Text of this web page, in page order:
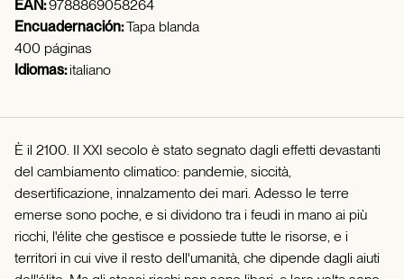
EAN:9788869058264
Encuadernación:Tapa blanda
400 páginas
Idiomas:italiano
È il 2100. Il XXI secolo è stato segnato dagli effetti devastanti
del cambiamento climatico: pandemie, siccità,
desertificazione, innalzamento dei mari. Adesso le terre
emerse sono poche, e si dividono tra i feudi in mano ai più
ricchi, l'élite che gestisce e possiede tutte le risorse, e i
territori in cui vive il resto dell'umanità, che dipende dagli aiuti